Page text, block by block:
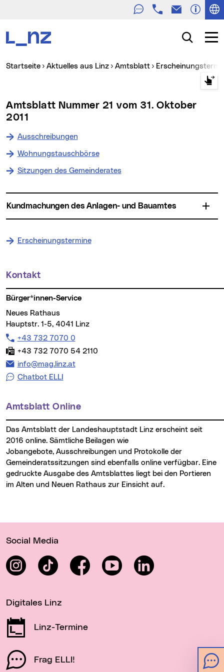
TelefonE-Mail
Suche
Sie sind hier:
Startseite Aktuelles aus Linz Amtsblatt
Amtsblatt Nummer 21 vom 31. Oktober
2011
Ausschreibungen
Wohnungstauschbörse
Sitzungen des Gemeinderates
Kundmachungen des Anlagen- und Bauamtes
Erscheinungstermine
Weitere Informationen
Kontakt
Bürger*innen-Service
Neues Rathaus
Hauptstr. 1-5, 4041 Linz
Telefon:
+43 732 7070 0
Fax:
+43 732 7070 54 2110
E-Mail Adresse:
info@mag.linz.at
Chatbot ELLI
Amtsblatt Online
Das Amtsblatt der Landeshauptstadt Linz erscheint seit
2016 online. Sämtliche Beilagen wie
Jobangebote, Ausschreibungen und Protokolle der
Gemeinderatssitzungen sind ebenfalls online verfügbar. Eine
gedruckte Ausgabe des Amtsblattes liegt bei den Portieren
im Alten und Neuen Rathaus zur Einsicht auf.
Social Media
InstagramTikTok FacebookYouTube LinkedIn
Digitales Linz
Linz-Termine
Frag ELLI!